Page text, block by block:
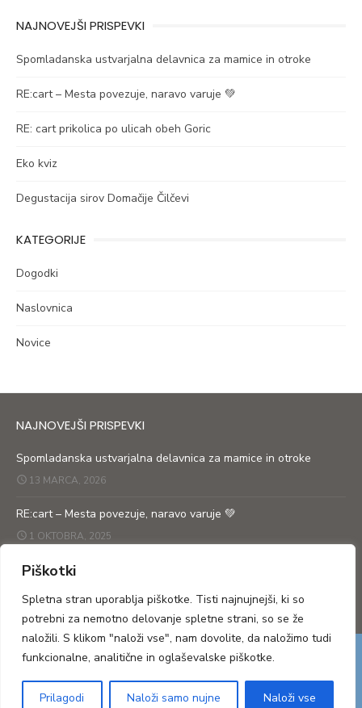
Piškotki
Spletna stran uporablja piškotke. Tisti najnujnejši, ki so
potrebni za nemotno delovanje spletne strani, so se že
naložili. S klikom "naloži vse", nam dovolite, da naložimo tudi
funkcionalne, analitične in oglaševalske piškotke.
Prilagodi Naloži samo nujne Naloži vse
NAJNOVEJŠI PRISPEVKI
Spomladanska ustvarjalna delavnica za mamice in otroke
RE:cart – Mesta povezuje, naravo varuje 💚
RE: cart prikolica po ulicah obeh Goric
Eko kviz
Degustacija sirov Domačije Čilčevi
KATEGORIJE
Dogodki
Naslovnica
Novice
NAJNOVEJŠI PRISPEVKI
Spomladanska ustvarjalna delavnica za mamice in otroke
13 MARCA, 2026
RE:cart – Mesta povezuje, naravo varuje 💚
1 OKTOBRA, 2025
RE: cart prikolica po ulicah obeh Goric
© 2026 Moj svet, čist planet
Powered by WordPress / Theme by Design Lab